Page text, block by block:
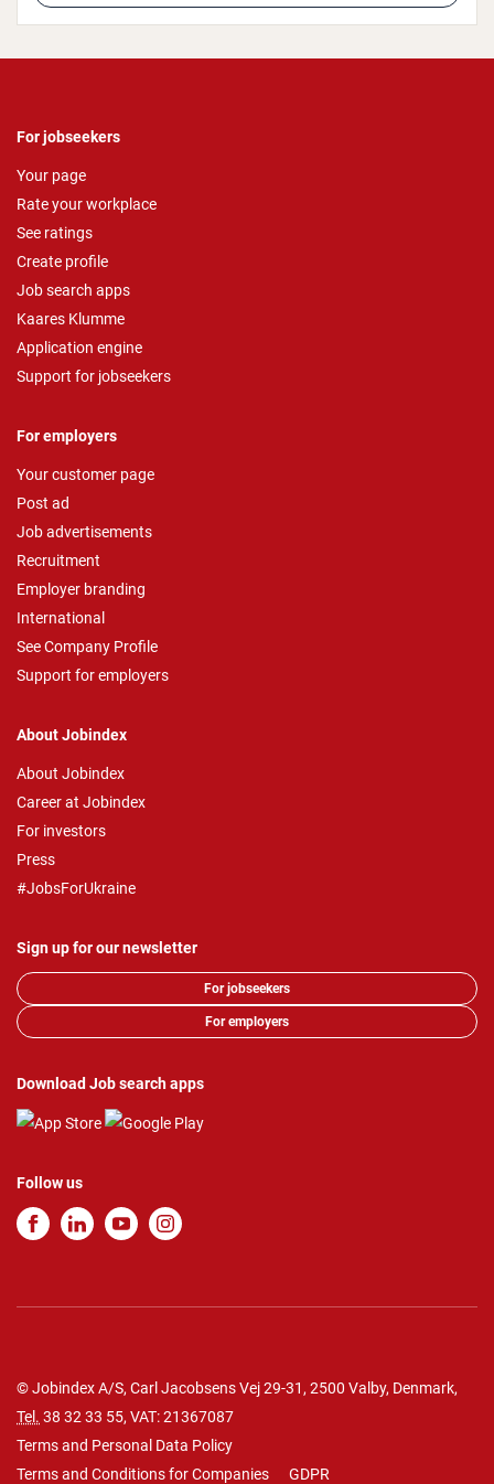
For jobseekers
Your page
Rate your workplace
See ratings
Create profile
Job search apps
Kaares Klumme
Application engine
Support for jobseekers
For employers
Your customer page
Post ad
Job advertisements
Recruitment
Employer branding
International
See Company Profile
Support for employers
About Jobindex
About Jobindex
Career at Jobindex
For investors
Press
#JobsForUkraine
Sign up for our newsletter
For jobseekers
For employers
Download Job search apps
Follow us
© Jobindex A/S, Carl Jacobsens Vej 29-31, 2500 Valby, Denmark,
Tel. 38 32 33 55, VAT: 21367087
Terms and Personal Data Policy
Terms and Conditions for Companies
GDPR